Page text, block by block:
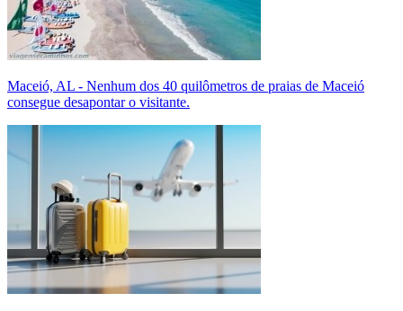
Maceió, AL - Nenhum dos 40 quilômetros de praias de Maceió
consegue desapontar o visitante.